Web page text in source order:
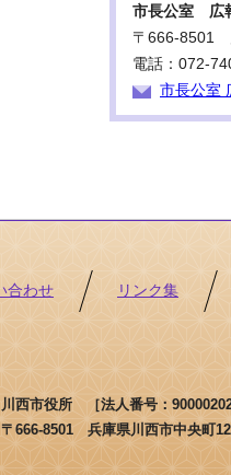
市長公室 広
〒666-8501
電話：072-
市長公室
合わせ リンク集
川西市役所 ［法人番号：
〒666-8501 兵庫県川西市中央町